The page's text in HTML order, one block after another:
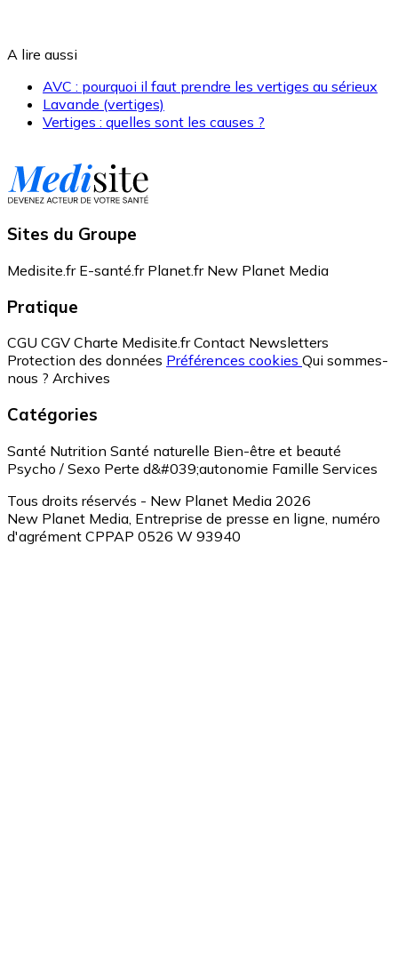
A lire aussi
AVC : pourquoi il faut prendre les vertiges au sérieux
Lavande (vertiges)
Vertiges : quelles sont les causes ?
Sites du Groupe
Medisite.fr E-santé.fr Planet.fr New Planet Media
Pratique
CGU CGV Charte Medisite.fr Contact Newsletters
Protection des données Préférences cookies Qui sommes-
nous ? Archives
Catégories
Santé Nutrition Santé naturelle Bien-être et beauté
Psycho / Sexo Perte d&#039;autonomie Famille Services
Tous droits réservés - New Planet Media 2026
New Planet Media, Entreprise de presse en ligne, numéro
d'agrément CPPAP 0526 W 93940